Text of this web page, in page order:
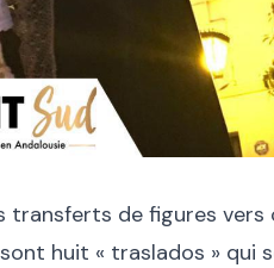
transferts de figures vers
huit « traslados » qui